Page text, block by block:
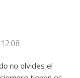
no olvides el